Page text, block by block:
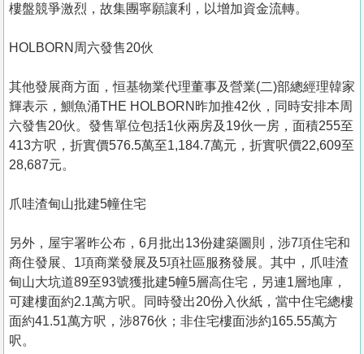
樓盤競爭激烈，故集團寧願讓利，以增加資金流轉。
HOLBORN周六發售20伙
其他發展商方面，恒基物業代理董事及營業(二)部總經理韓家
輝表示，鰂魚涌THE HOLBORN昨加推42伙，同時安排本周
六發售20伙。發售單位包括1伙兩房及19伙一房，面積255至
413方呎，折實價576.5萬至1,184.7萬元，折實呎價22,609至
28,687元。
爪哇渣甸山批建5幢住宅
另外，屋宇署昨公布，6月批出13份建築圖則，涉7項住宅和
商住發展、1項商業發展及5項社區服務發展。其中，爪哇渣
甸山大坑道89至93號獲批建5幢5層高住宅，另連1層地庫，
可建樓面約2.1萬方呎。同時發出20份入伙紙，當中住宅總樓
面約41.51萬方呎，涉876伙；非住宅樓面涉約165.55萬方
呎。